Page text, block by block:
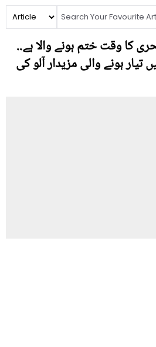
کا وقت ختم ہونے والا ہے..
5 منٹ میں تیار ہونے والی مزیدار آلو کی